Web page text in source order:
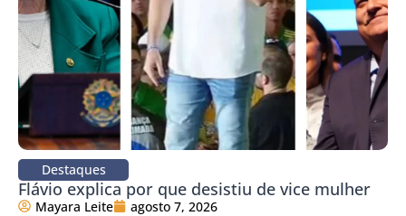
Destaques
Flávio explica por que desistiu de vice mulher
Mayara Leite agosto 7, 2026